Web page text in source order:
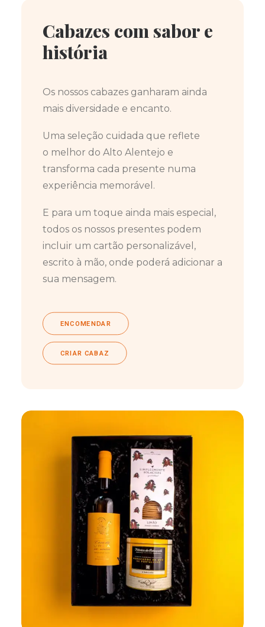
Cabazes com sabor e
história
Os nossos cabazes ganharam ainda
mais diversidade e encanto.
Uma seleção cuidada que reflete
o melhor do Alto Alentejo e
transforma cada presente numa
experiência memorável.
E para um toque ainda mais especial,
todos os nossos presentes podem
incluir um cartão personalizável,
escrito à mão, onde poderá adicionar a
sua mensagem.
ENCOMENDAR
CRIAR CABAZ